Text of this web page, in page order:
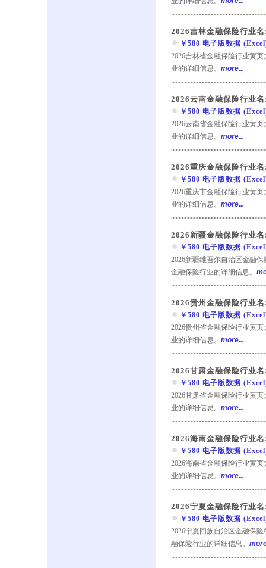
2026吉林金融保险行业名
￥580 电子版数据
2026吉林省金融保险行业黄
业的详细信息。 more...
2026云南金融保险行业名
￥580 电子版数据
2026云南省金融保险行业黄
业的详细信息。 more...
2026重庆金融保险行业名
￥580 电子版数据
2026重庆市金融保险行业黄
业的详细信息。 more...
2026新疆金融保险行业名
￥580 电子版数据
2026新疆维吾尔自治区金融
金融保险行业的详细信息。
2026贵州金融保险行业名
￥580 电子版数据
2026贵州省金融保险行业黄
业的详细信息。 more...
2026甘肃金融保险行业名
￥580 电子版数据
2026甘肃省金融保险行业黄
业的详细信息。 more...
2026海南金融保险行业名
￥580 电子版数据
2026海南省金融保险行业黄
业的详细信息。 more...
2026宁夏金融保险行业名
￥580 电子版数据
2026宁夏回族自治区金融保
融保险行业的详细信息。